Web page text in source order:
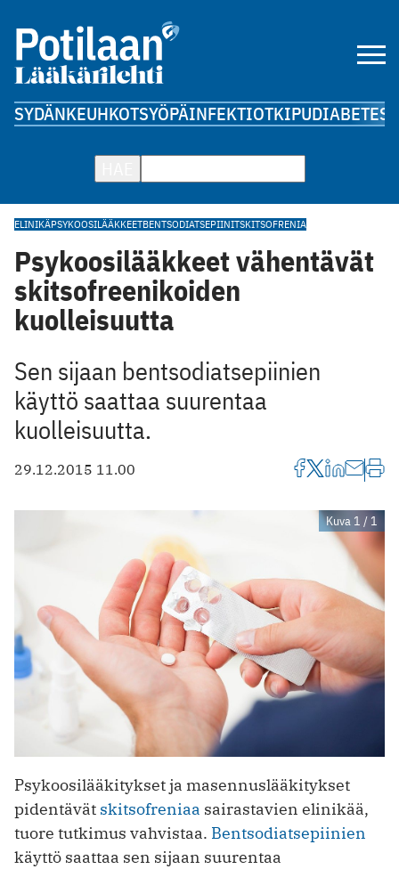
SYDÄNKEUHKOTSYÖPÄINFEKTIOTKIPUDIABETES
ELINIKÄPSYKOOSILÄÄKKEETBENTSODIATSEPIINITSKITSOFRENIA
Psykoosilääkkeet vähentävät
skitsofreenikoiden
kuolleisuutta
Sen sijaan bentsodiatsepiinien
käyttö saattaa suurentaa
kuolleisuutta.
29.12.2015 11.00
Kuva 1 / 1
Psykoosilääkitykset ja masennuslääkitykset
pidentävät skitsofreniaa sairastavien elinikää,
tuore tutkimus vahvistaa. Bentsodiatsepiinien
käyttö saattaa sen sijaan suurentaa